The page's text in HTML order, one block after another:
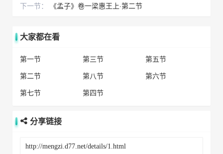
下一节：
《孟子》卷一梁惠王上·第二节
大家都在看
第一节 第三节
第五节
第二节
第八节
第六节
第七节
第四节
分享链接